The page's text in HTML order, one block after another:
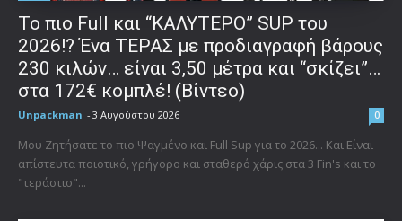
To πιο Full και “ΚΑΛΥΤΕΡΟ” SUP του
2026!? Ένα ΤΕΡΑΣ με προδιαγραφή βάρους
230 κιλών… είναι 3,50 μέτρα και “σκίζει”…
στα 172€ κομπλέ! (Βίντεο)
Unpackman - 3 Αυγούστου 2026 0
Μου Ζητήσατε το πιο Ψαγμένο και Full Sup για το 2026... Και Είναι
απίστευτα ποιοτικό, γρήγορο και σταθερό χάρις στα 3 Fin's και το
"τεράστιο"...